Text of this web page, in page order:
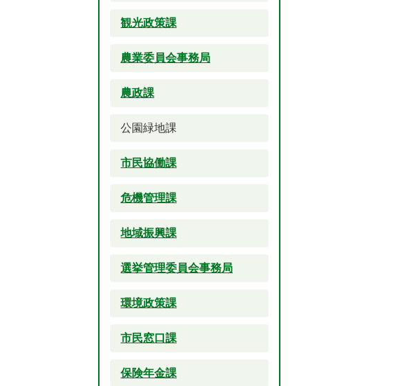
観光政策課
農業委員会事務局
農政課
公園緑地課
市民協働課
危機管理課
地域振興課
選挙管理委員会事務局
環境政策課
市民窓口課
保険年金課